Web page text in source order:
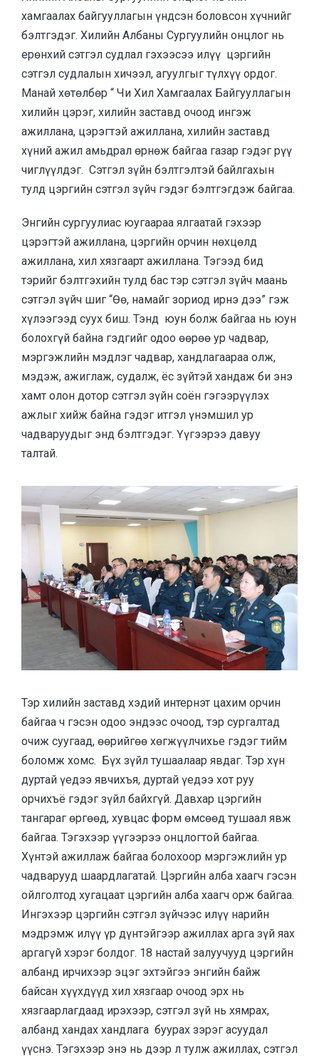
хамгаалах байгууллагын үндсэн боловсон хүчнийг
бэлтгэдэг. Хилийн Албаны Сургуулийн онцлог нь
ерөнхий сэтгэл судлал гэхээсээ илүү цэргийн
сэтгэл судлалын хичээл, агуулгыг түлхүү ордог.
Манай хөтөлбөр “ Чи Хил Хамгаалах Байгууллагын
хилийн цэрэг, хилийн заставд очоод ингэж
ажиллана, цэрэгтэй ажиллана, хилийн заставд
хүний ажил амьдрал өрнөж байгаа газар гэдэг рүү
чиглүүлдэг. Сэтгэл зүйн бэлтгэлтэй байлгахын
тулд цэргийн сэтгэл зүйч гэдэг бэлтгэгдэж байгаа.
Энгийн сургуулиас юугаараа ялгаатай гэхээр
цэрэгтэй ажиллана, цэргийн орчин нөхцөлд
ажиллана, хил хязгаарт ажиллана. Тэгээд бид
тэрийг бэлтгэхийн тулд бас тэр сэтгэл зүйч маань
сэтгэл зүйч шиг “Өө, намайг зориод ирнэ дээ” гэж
хүлээгээд суух биш. Тэнд юун болж байгаа нь юун
болохгүй байна гэдгийг одоо өөрөө ур чадвар,
мэргэжлийн мэдлэг чадвар, хандлагаараа олж,
мэдэж, ажиглаж, судалж, ёс зүйтэй хандаж би энэ
хамт олон дотор сэтгэл зүйн соён гэгээрүүлэх
ажлыг хийж байна гэдэг итгэл үнэмшил ур
чадваруудыг энд бэлтгэдэг. Үүгээрээ давуу
талтай.
Тэр хилийн заставд хэдий интернэт цахим орчин
байгаа ч гэсэн одоо эндээс очоод, тэр сургалтад
очиж суугаад, өөрийгөө хөгжүүлчихье гэдэг тийм
боломж хомс. Бүх зүйл тушаалаар явдаг. Тэр хүн
дуртай үедээ явчихъя, дуртай үедээ хот руу
орчихъё гэдэг зүйл байхгүй. Давхар цэргийн
тангараг өргөөд, хувцас форм өмсөөд тушаал явж
байгаа. Тэгэхээр үүгээрээ онцлогтой байгаа.
Хүнтэй ажиллаж байгаа болохоор мэргэжлийн ур
чадварууд шаардлагатай. Цэргийн алба хаагч гэсэн
ойлголтод хугацаат цэргийн алба хаагч орж байгаа.
Ингэхээр цэргийн сэтгэл зүйчээс илүү нарийн
мэдрэмж илүү үр дүнтэйгээр ажиллах арга зүй яах
аргагүй хэрэг болдог. 18 настай залуучууд цэргийн
албанд ирчихээр эцэг эхтэйгээ энгийн байж
байсан хүүхдүүд хил хязгаар очоод эрх нь
хязгаарлагдаад ирэхээр, сэтгэл зүй нь хямрах,
албанд хандах хандлага буурах зэрэг асуудал
үүснэ. Тэгэхээр энэ нь дээр л тулж ажиллах, сэтгэл